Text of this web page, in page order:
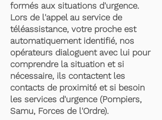
formés aux situations d'urgence.
Lors de l'appel au service de
téléassistance, votre proche est
automatiquement identifié, nos
opérateurs dialoguent avec lui pour
comprendre la situation et si
nécessaire, ils contactent les
contacts de proximité et si besoin
les services d'urgence (Pompiers,
Samu, Forces de l'Ordre).